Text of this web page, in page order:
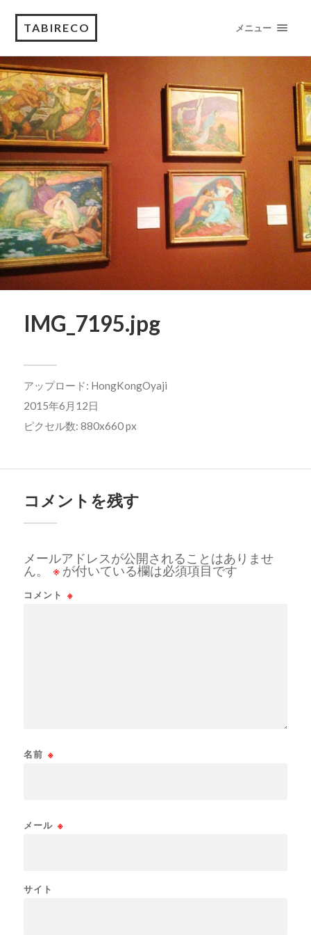
TABIRECO メニュー
IMG_7195.jpg
アップロード: HongKongOyaji
2015年6月12日
ピクセル数: 880x660 px
コメントを残す
メールアドレスが公開されることはありませ
ん。
※ が付いている欄は必須項目です
コメント ※
名前 ※
メール ※
サイト